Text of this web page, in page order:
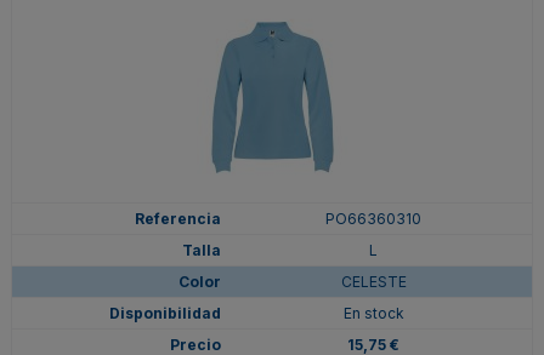
PO66360310
L
CELESTE
En stock
15,75 €